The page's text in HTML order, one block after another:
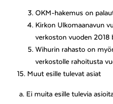
OKM-hakemus on
Kirkon Ulkomaanavun
verkoston vuoden 2018
Wihurin rahasto on
verkostolle rahoitusta
Muut esille tulevat asiat
a. Ei muita esille tulevia